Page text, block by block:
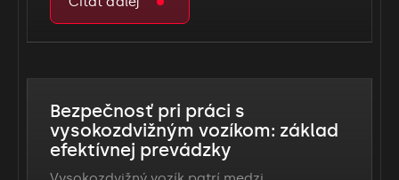
Bezpečnosť pri práci s
vysokozdvižným vozíkom: základ
efektívnej prevádzky